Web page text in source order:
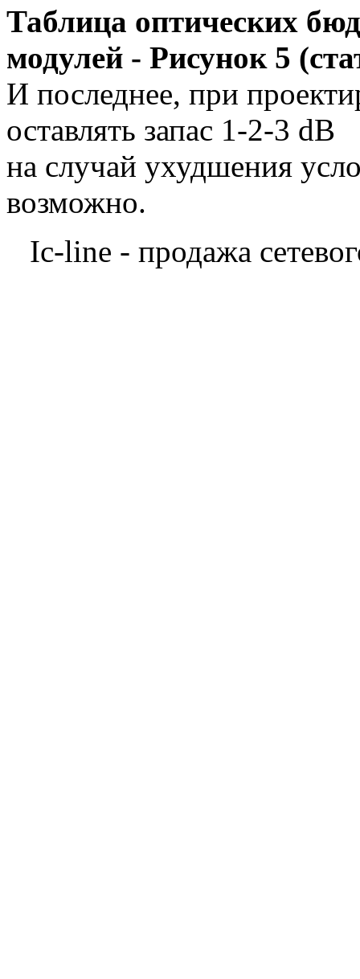
Таблица оптических
модулей - Рисунок 5
И последнее, при
оставлять запас 1-2-3 dB
на случай ухудшения
возможно.
Ic-line - продажа